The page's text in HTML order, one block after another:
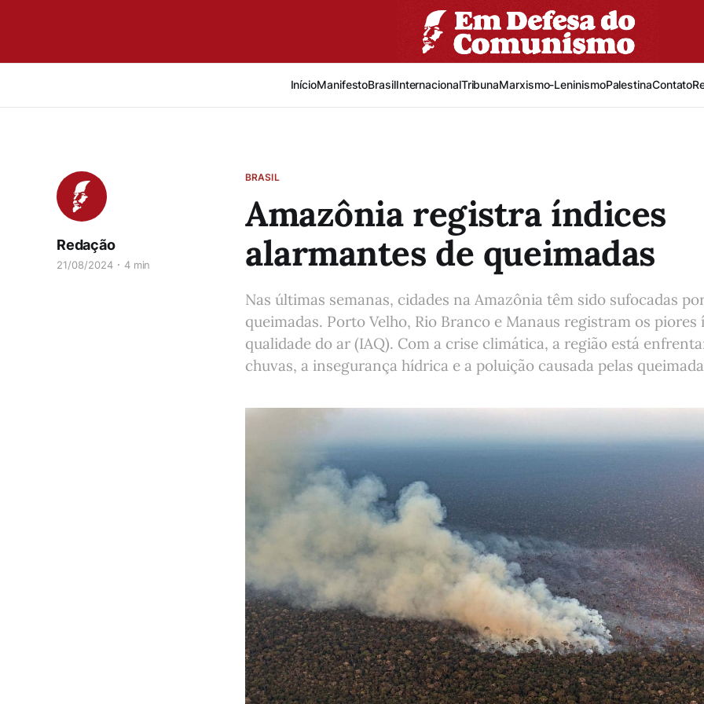
InícioManifestoBrasilInternacionalTribunaMarxismo-LeninismoPalestinaContato
BRASIL
Amazônia registra índices
alarmantes de queimadas
Redação
21/08/2024 4 min
Nas últimas semanas, cidades na Amazônia têm sido sufocadas
queimadas. Porto Velho, Rio Branco e Manaus registram os piores
qualidade do ar (IAQ). Com a crise climática, a região está
chuvas, a insegurança hídrica e a poluição causada pelas